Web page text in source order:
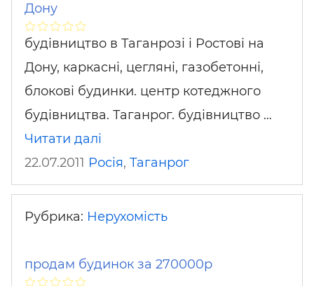
Дону
будівництво в Таганрозі і Ростові на
Дону, каркасні, цегляні, газобетонні,
блокові будинки. центр котеджного
будівництва. Таганрог. будівництво …
Читати далі
22.07.2011 Росія, Таганрог
Рубрика: Нерухомість
продам будинок за 270000р